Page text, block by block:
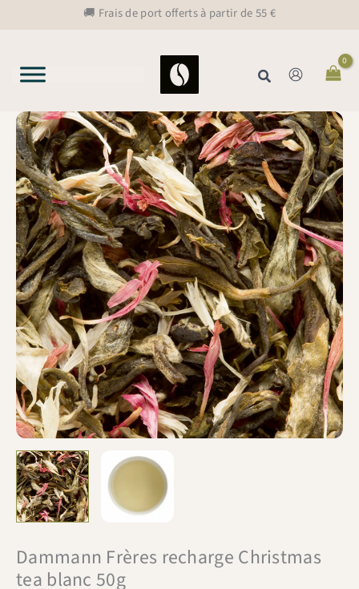
🚚 Frais de port offerts à partir de 55 €
Rechercher
Dammann Frères recharge Christmas
tea blanc 50g